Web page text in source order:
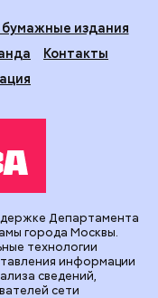
издания
Контакты
Департамента
города Москвы.
технологии
информации
сведений,
сети